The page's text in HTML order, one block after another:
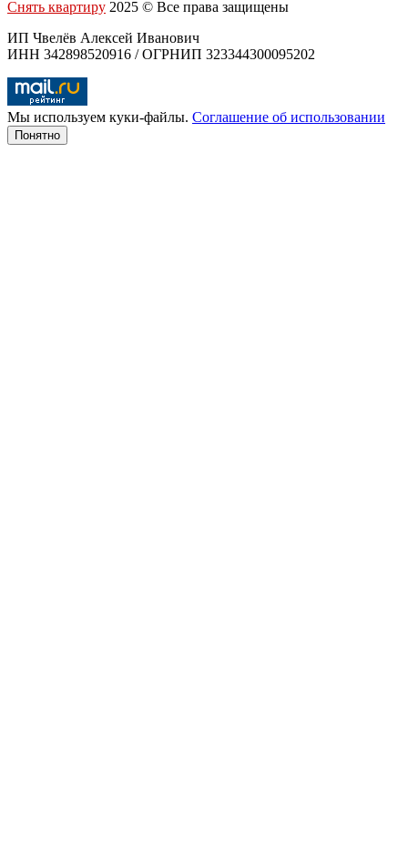
Снять квартиру 2025 © Все права защищены
ИП Чвелёв Алексей Иванович
ИНН 342898520916 / ОГРНИП 323344300095202
Мы используем куки-файлы. Соглашение об использовании
Понятно